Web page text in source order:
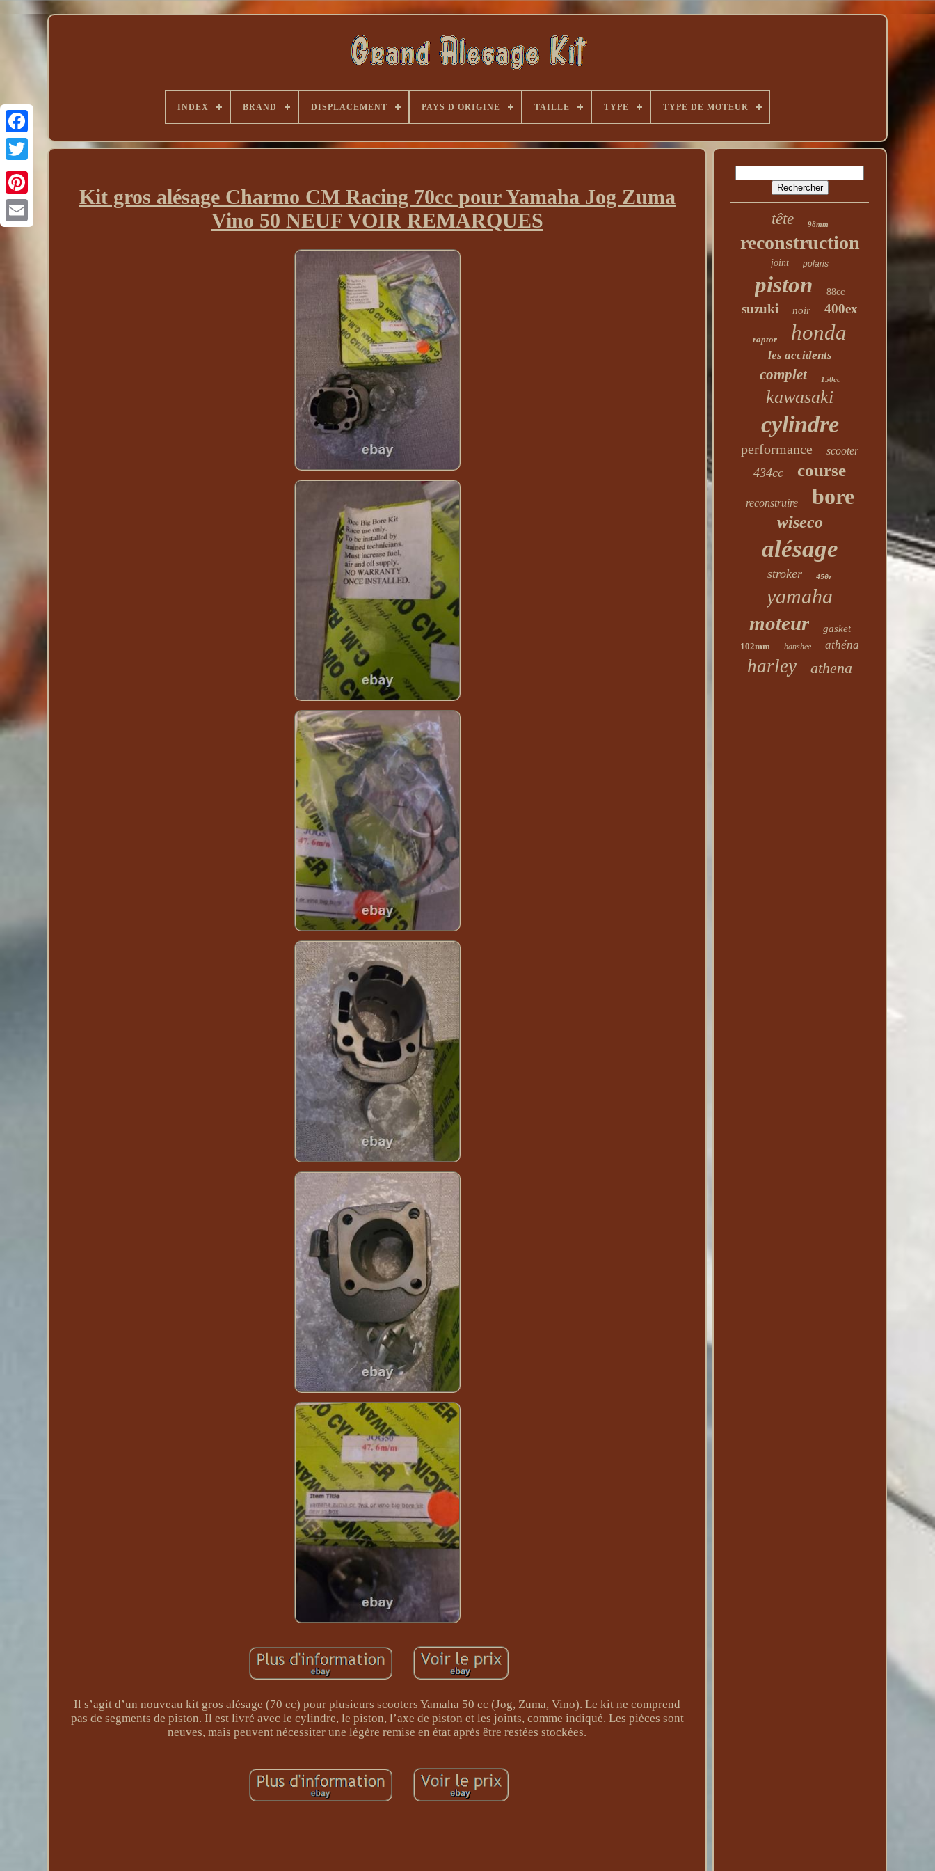
INDEX BRAND DISPLACEMENT PAYS D'ORIGINE TAILLE TYPE TYPE DE MOTEUR
Kit gros alésage Charmo CM Racing 70cc pour Yamaha Jog Zuma
Vino 50 NEUF VOIR REMARQUES
Il s’agit d’un nouveau kit gros alésage (70 cc) pour plusieurs scooters Yamaha 50 cc (Jog, Zuma, Vino). Le kit ne comprend
pas de segments de piston. Il est livré avec le cylindre, le piston, l’axe de piston et les joints, comme indiqué. Les pièces sont
neuves, mais peuvent nécessiter une légère remise en état après être restées stockées.
tête 98mm
reconstruction
joint polaris
piston 88cc
suzuki noir 400ex
raptor honda
les accidents
complet 150cc
kawasaki
cylindre
performance scooter
434cc course
reconstruire bore
wiseco
alésage
stroker 450r
yamaha
moteur gasket
102mm banshee athéna
harley athena